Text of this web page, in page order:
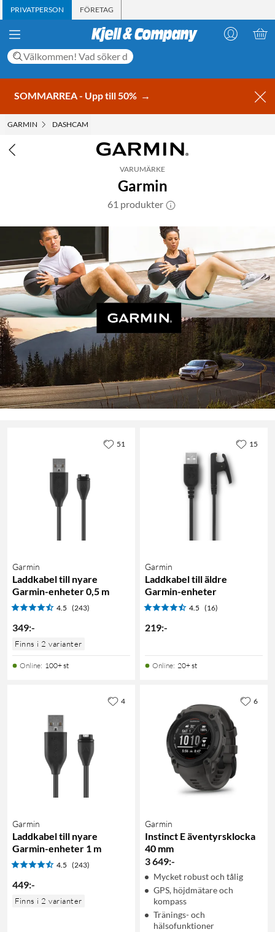
PRIVATPERSON FÖRETAG
SOMMARREA - Upp till 50% →
GARMIN DASHCAM
VARUMÄRKE
Garmin
61 produkter
Garmin
Laddkabel till nyare
Garmin-enheter 0,5 m
4.5 (243)
349:-
Finns i 2 varianter
Online: 100+ st
51
Garmin
Laddkabel till äldre
Garmin-enheter
4.5 (16)
219:-
Online: 20+ st
15
Garmin
Laddkabel till nyare
Garmin-enheter 1 m
4.5 (243)
449:-
Finns i 2 varianter
4
Garmin
Instinct E äventyrsklocka
40 mm
3 649:-
Mycket robust och tålig
GPS, höjdmätare och
kompass
Tränings- och
hälsofunktioner
6